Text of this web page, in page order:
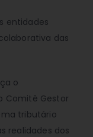
entidades
das
o
Comitê Gestor
tributário
realidades dos